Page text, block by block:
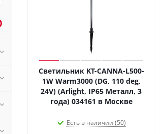
Светильник KT-CANNA-L500-
1W Warm3000 (DG, 110 deg,
24V) (Arlight, IP65 Металл, 3
года) 034161 в Москве
Есть в наличии (50)